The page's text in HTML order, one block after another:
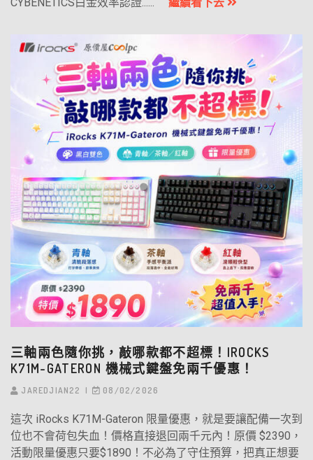
三軸兩色隨你挑，敲哪款都不超標！IROCKS
K71M-GATERON 機械式鍵盤免兩千優惠！
JAREDJIAN22 08/02/2026
這次 iRocks K71M-Gateron 限量優惠，就是要讓配備一次到
位也不會荷包失血！價格直接退回兩千元內！原價 $2390，
活動限量優惠只要$1890！不必為了守住預算，把真正想要